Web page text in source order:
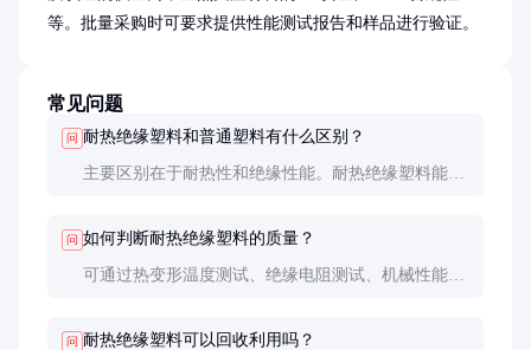
等。批量采购时可要求提供性能测试报告和样品进行验证。
常见问题
问 耐热绝缘塑料和普通塑料有什么区别？
主要区别在于耐热性和绝缘性能。耐热绝缘塑料能在
问 如何判断耐热绝缘塑料的质量？
可通过热变形温度测试、绝缘电阻测试、机械性能测
问 耐热绝缘塑料可以回收利用吗？